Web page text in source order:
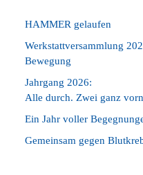
HAMMER gelaufen
Werkstattversammlung
Bewegung
Jahrgang 2026:
Alle durch. Zwei ganz
Ein Jahr voller
Gemeinsam gegen